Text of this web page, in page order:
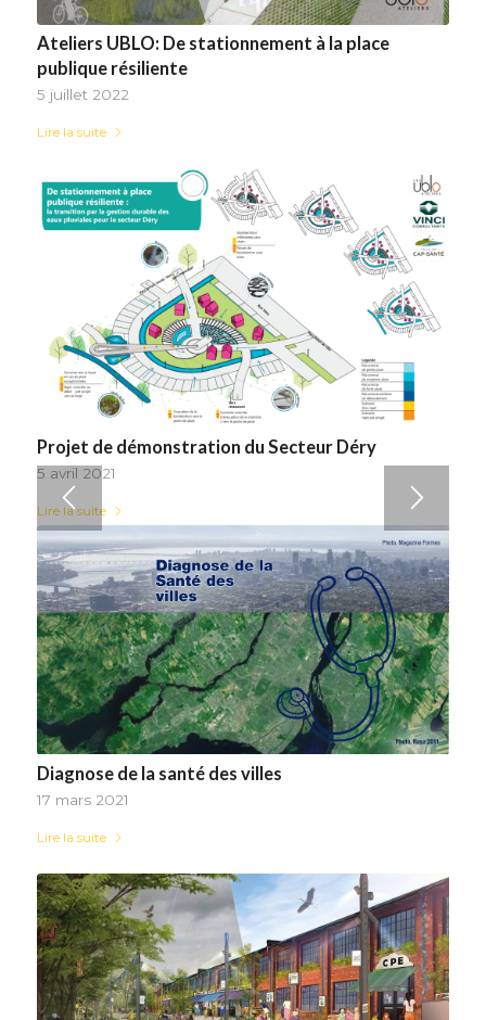
Ateliers UBLO: De stationnement à la place
publique résiliente
5 juillet 2022
Lire la suite
Projet de démonstration du Secteur Déry
5 avril 2021
Lire la suite
Diagnose de la santé des villes
17 mars 2021
Lire la suite